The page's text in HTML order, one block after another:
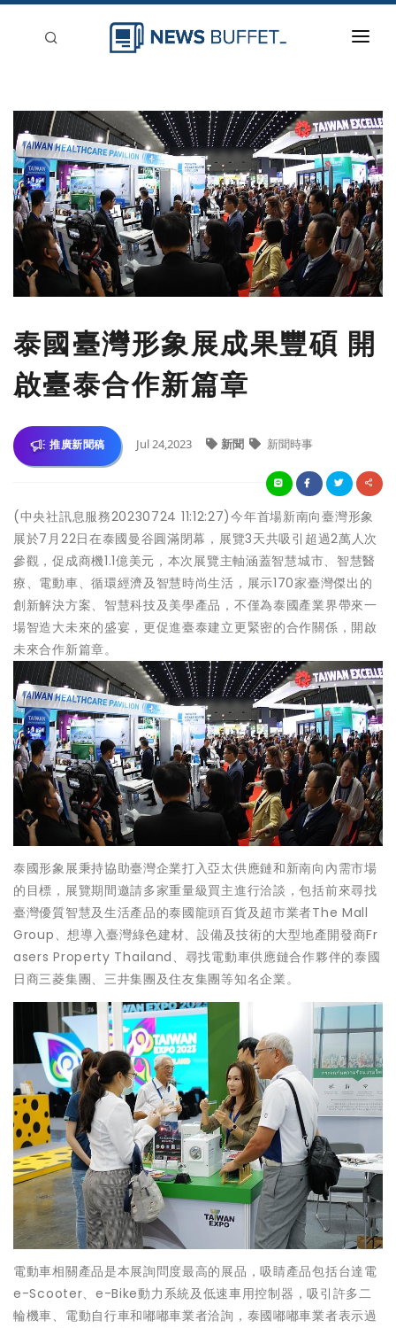
新聞稿分類
登入
刊登
泰國臺灣形象展成果豐碩 開
啟臺泰合作新篇章
推廣新聞稿 Jul 24,2023 新聞 新聞時事
(中央社訊息服務20230724 11:12:27)今年首場新南向臺灣形象
展於7月22日在泰國曼谷圓滿閉幕，展覽3天共吸引超過2萬人次
參觀，促成商機1.1億美元，本次展覽主軸涵蓋智慧城市、智慧醫
療、電動車、循環經濟及智慧時尚生活，展示170家臺灣傑出的
創新解決方案、智慧科技及美學產品，不僅為泰國產業界帶來一
場智造大未來的盛宴，更促進臺泰建立更緊密的合作關係，開啟
未來合作新篇章。
泰國形象展秉持協助臺灣企業打入亞太供應鏈和新南向內需市場
的目標，展覽期間邀請多家重量級買主進行洽談，包括前來尋找
臺灣優質智慧及生活產品的泰國龍頭百貨及超市業者The Mall
Group、想導入臺灣綠色建材、設備及技術的大型地產開發商Fr
asers Property Thailand、尋找電動車供應鏈合作夥伴的泰國
日商三菱集團、三井集團及住友集團等知名企業。
電動車相關產品是本展詢問度最高的展品，吸睛產品包括台達電
e-Scooter、e-Bike動力系統及低速車用控制器，吸引許多二
輪機車、電動自行車和嘟嘟車業者洽詢，泰國嘟嘟車業者表示過